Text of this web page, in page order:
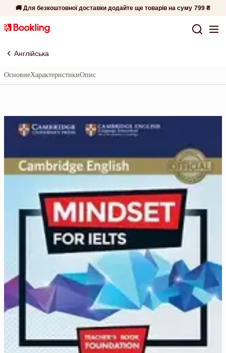
🚚 Для безкоштовної доставки додайте ще товарів на суму 799 ₴
Англійська
ОсновнеХарактеристикиОпис